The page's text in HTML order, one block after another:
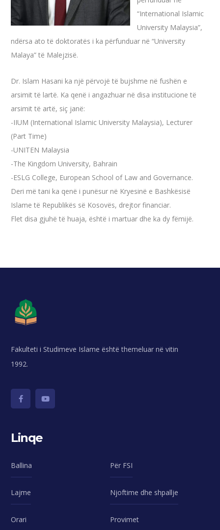
“International Islamic
University Malaysia”,
ndërsa ato të doktoratës i ka përfunduar në “University
Malaya” të Malejzisë.
Dr. Islam Hasani ka një përvojë të bujshme në fushën e
arsimit të lartë. Ka qenë i angazhuar në disa institucione të
arsimit të artë, siç janë:
-IIUM (International Islamic University Malaysia), Lecturer
(Part Time)
-UNITEN Malaysia
-The Kingdom University, Bahrain
-ESLG College, European School of Law and Governance.
Deri më tani ka qenë i punësur në Kryesinë e Bashkësisë
Islame të Republikës së Kosovës, drejtor financiar.
Flet disa gjuhë të huaja, është i martuar dhe ka dy fëmijë.
Fakulteti i Studimeve Islame është themeluar në vitin
1992.
Linqe
Ballina Për FSI
Lajme Njoftime dhe shpallje
Orari Provimet